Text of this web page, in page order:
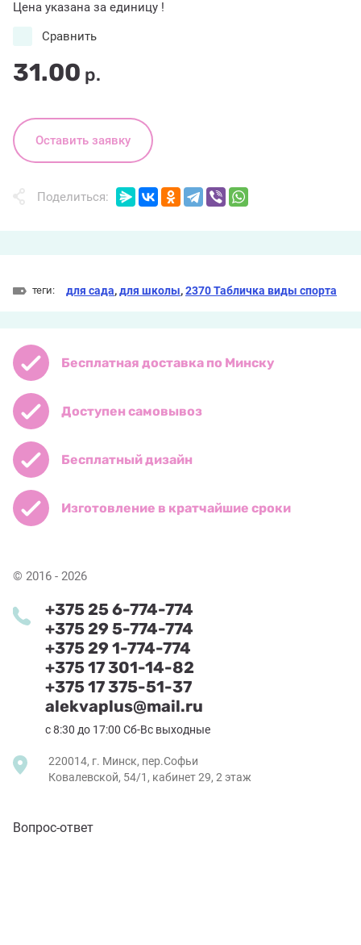
Цена указана за единицу !
31.00 р.
Сравнить
Оставить заявку
Поделиться:
теги: для сада,для школы,2370 Табличка виды спорта
Бесплатная доставка по Минску
Доступен самовывоз
Бесплатный дизайн
Изготовление в кратчайшие сроки
© 2016 - 2026
+375 25 6-774-774
+375 29 5-774-774
+375 29 1-774-774
+375 17 301-14-82
+375 17 375-51-37
alekvaplus@mail.ru
с 8:30 до 17:00 Сб-Вс выходные
220014, г. Минск, пер.Софьи
Ковалевской, 54/1, кабинет 29, 2 этаж
Вопрос-ответ